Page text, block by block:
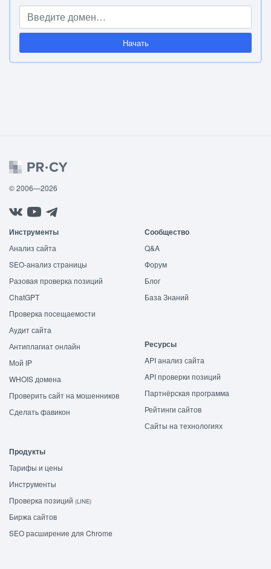
Начать
© 2006—2026
Инструменты
Анализ сайта
SEO-анализ страницы
Разовая проверка позиций
ChatGPT
Проверка посещаемости
Аудит сайта
Антиплагиат онлайн
Мой IP
WHOIS домена
Проверить сайт на мошенников
Сделать фавикон
Сообщество
Q&A
Форум
Блог
База Знаний
Ресурсы
API анализ сайта
API проверки позиций
Партнёрская программа
Рейтинги сайтов
Сайты на технологиях
Продукты
Тарифы и цены
Инструменты
Проверка позиций (LINE)
Биржа сайтов
SEO расширение для Chrome